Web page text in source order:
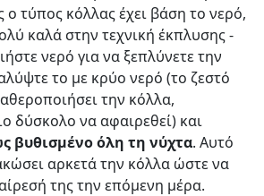
τύπος κόλλας έχει βάση το νερό,
καλά στην τεχνική έκπλυσης -
νερό για να ξεπλύνετε την
το με κρύο νερό (το ζεστό
την κόλλα,
δύσκολο να αφαιρεθεί) και
βυθισμένο όλη τη νύχτα. Αυτό
αρκετά την κόλλα ώστε να
της την επόμενη μέρα.